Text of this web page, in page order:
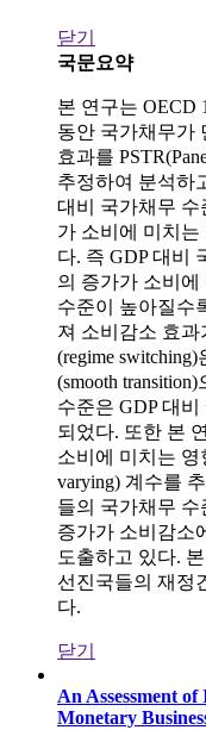
닫기
국문요약
본 연구는 OECD
동안 국가채무가
효과를
추정하여 분석하
대비 국가채무 수
가 소비에 미치
다. 즉 GDP 대비
의 증가가 소비
수준이 높아질수
져 소비감소 효
(regime
(smooth
수준은 GDP 대
되었다. 또한 본
소비에 미치는
varying) 계수를
들의 국가채무
증가가 소비감소
도출하고 있다.
선진국들의 재정
다.
닫기
An Assessment
Monetary